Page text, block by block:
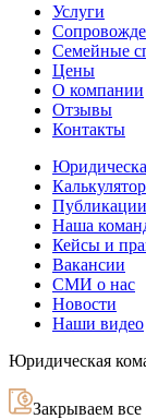
Услуги
Семейные
Цены
О компании
Отзывы
Контакты
Публикации
Наша
Кейсы и
Вакансии
СМИ о нас
Новости
Наши видео
Юридическая
Закрываем